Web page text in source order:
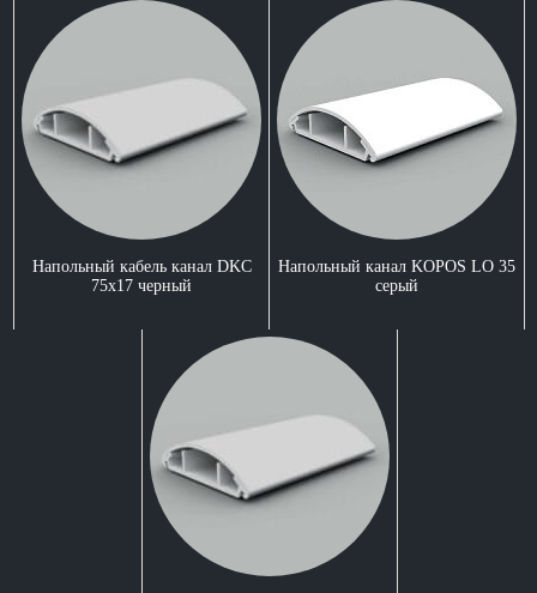
Напольный кабель канал DKC
75x17 черный
Напольный канал KOPOS LO 35
серый